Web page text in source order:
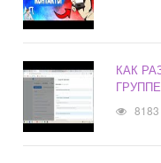
КАК
8183